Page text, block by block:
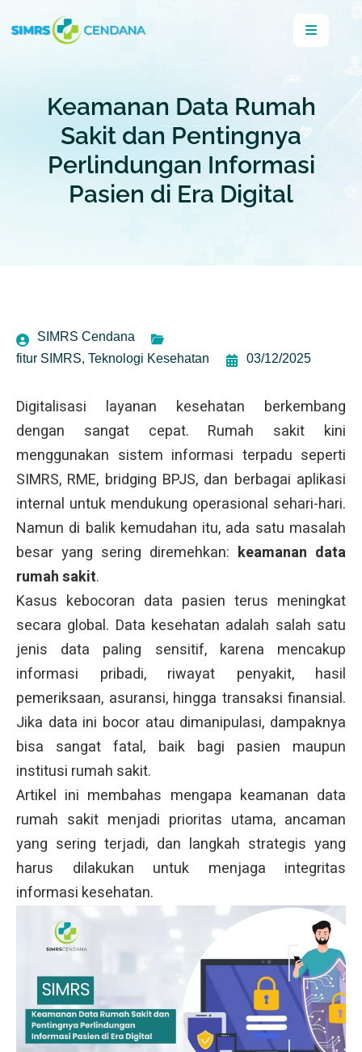
Keamanan Data Rumah
Sakit dan Pentingnya
Perlindungan Informasi
Pasien di Era Digital
SIMRS Cendana
fitur SIMRS, Teknologi Kesehatan 03/12/2025
Digitalisasi layanan kesehatan berkembang
dengan sangat cepat. Rumah sakit kini
menggunakan sistem informasi terpadu seperti
SIMRS, RME, bridging BPJS, dan berbagai aplikasi
internal untuk mendukung operasional sehari-hari.
Namun di balik kemudahan itu, ada satu masalah
besar yang sering diremehkan: keamanan data
rumah sakit.
Kasus kebocoran data pasien terus meningkat
secara global. Data kesehatan adalah salah satu
jenis data paling sensitif, karena mencakup
informasi pribadi, riwayat penyakit, hasil
pemeriksaan, asuransi, hingga transaksi finansial.
Jika data ini bocor atau dimanipulasi, dampaknya
bisa sangat fatal, baik bagi pasien maupun
institusi rumah sakit.
Artikel ini membahas mengapa keamanan data
rumah sakit menjadi prioritas utama, ancaman
yang sering terjadi, dan langkah strategis yang
harus dilakukan untuk menjaga integritas
informasi kesehatan.